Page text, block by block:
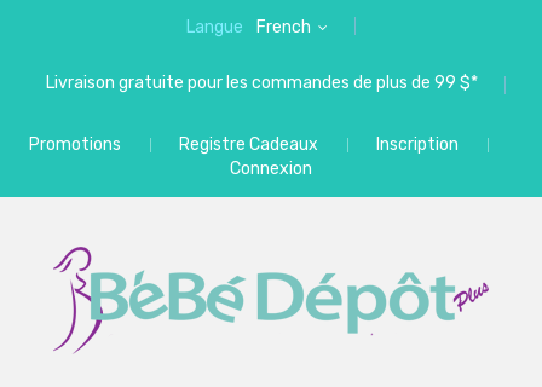
Langue French
Livraison gratuite pour les commandes de plus de 99 $*
Promotions Registre Cadeaux
Inscription
Connexion